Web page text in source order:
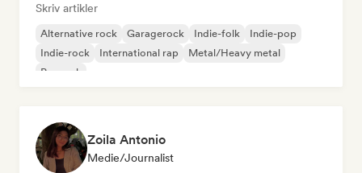
Skriv artikler
Alternative rock Garagerock Indie-folk
Indie-pop
Indie-rock
International rap
Metal/Heavy metal
Poprock
Zoila Antonio
Medie/journalist